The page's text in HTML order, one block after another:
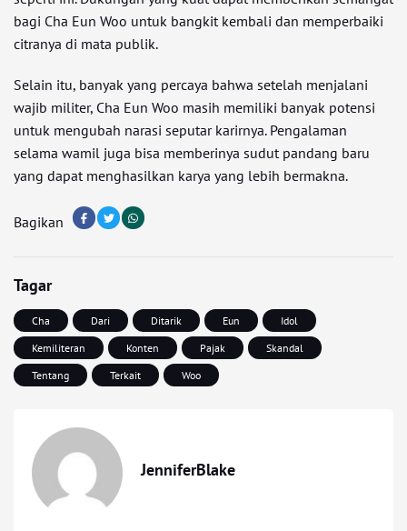
bagi Cha Eun Woo untuk bangkit kembali dan memperbaiki
citranya di mata publik.
Selain itu, banyak yang percaya bahwa setelah menjalani
wajib militer, Cha Eun Woo masih memiliki banyak potensi
untuk mengubah narasi seputar karirnya. Pengalaman
selama wamil juga bisa memberinya sudut pandang baru
yang dapat menghasilkan karya yang lebih bermakna.
Bagikan
Tagar
Cha Dari Ditarik Eun
Idol
Kemiliteran
Konten Pajak
Skandal
Tentang
Terkait Woo
JenniferBlake